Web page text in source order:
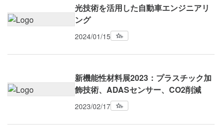
光技術を活用した自動車エンジニアリ
ング
2024/01/15
新機能性材料展2023：プラスチック加
飾技術、ADASセンサー、CO2削減
2023/02/17